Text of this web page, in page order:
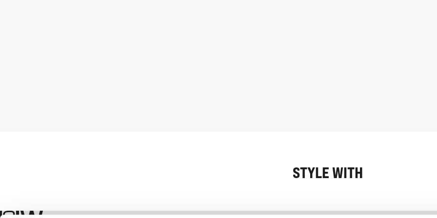
STYLE WITH